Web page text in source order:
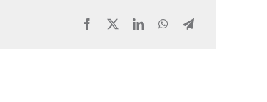
Facebook LinkedInWhatsAppTelegram